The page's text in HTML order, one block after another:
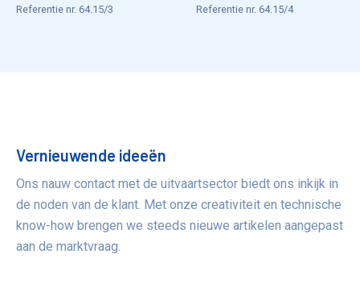
Referentie nr. 64.15/3 Referentie nr. 64.15/4
Voordelen
Vernieuwende ideeën
Ons nauw contact met de uitvaartsector biedt ons inkijk in
de noden van de klant. Met onze creativiteit en technische
know-how brengen we steeds nieuwe artikelen aangepast
aan de marktvraag.